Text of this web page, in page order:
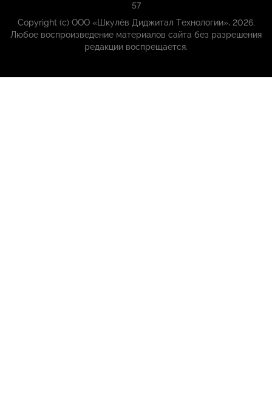
57
Copyright (с) ООО «Шкулёв Диджитал Технологии», 2026.
Любое воспроизведение материалов сайта без разрешения
редакции воспрещается.